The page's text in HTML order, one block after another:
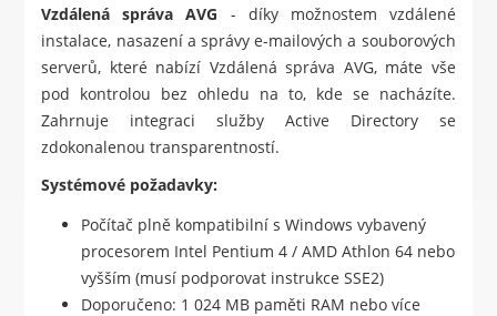
Vzdálená správa AVG - díky možnostem vzdálené
instalace, nasazení a správy e-mailových a souborových
serverů, které nabízí Vzdálená správa AVG, máte vše
pod kontrolou bez ohledu na to, kde se nacházíte.
Zahrnuje integraci služby Active Directory se
zdokonalenou transparentností.
Systémové požadavky:
Počítač plně kompatibilní s Windows vybavený
procesorem Intel Pentium 4 / AMD Athlon 64 nebo
vyšším (musí podporovat instrukce SSE2)
Doporučeno: 1 024 MB paměti RAM nebo více